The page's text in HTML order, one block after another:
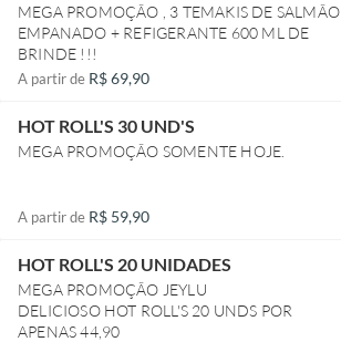
MEGA PROMOÇÃO , 3 TEMAKIS DE SALMÃO
EMPANADO + REFIGERANTE 600 ML DE
BRINDE !!!
A partir de R$ 69,90
HOT ROLL'S 30 UND'S
MEGA PROMOÇÃO SOMENTE HOJE.
A partir de R$ 59,90
HOT ROLL'S 20 UNIDADES
MEGA PROMOÇÃO JEYLU
DELICIOSO HOT ROLL'S 20 UNDS POR
APENAS 44,90